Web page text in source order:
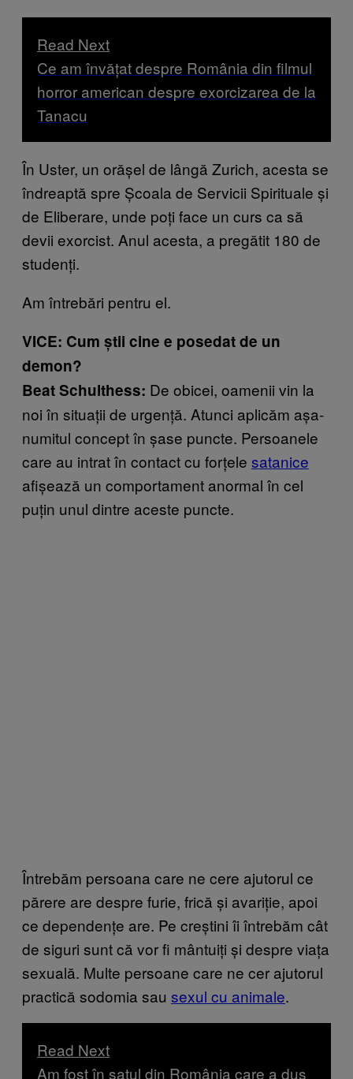
Read Next
Ce am învățat despre România din filmul
horror american despre exorcizarea de la
Tanacu
În Uster, un orășel de lângă Zurich, acesta se
îndreaptă spre Școala de Servicii Spirituale și
de Eliberare, unde poți face un curs ca să
devii exorcist. Anul acesta, a pregătit 180 de
studenți.
Am întrebări pentru el.
VICE: Cum știi cine e posedat de un
demon?
Beat Schulthess: De obicei, oamenii vin la
noi în situații de urgență. Atunci aplicăm așa-
numitul concept în șase puncte. Persoanele
care au intrat în contact cu forțele satanice
afișează un comportament anormal în cel
puțin unul dintre aceste puncte.
Întrebăm persoana care ne cere ajutorul ce
părere are despre furie, frică și avariție, apoi
ce dependențe are. Pe creștini îi întrebăm cât
de siguri sunt că vor fi mântuiți și despre viața
sexuală. Multe persoane care ne cer ajutorul
practică sodomia sau sexul cu animale.
Read Next
Am fost în satul din România care a dus